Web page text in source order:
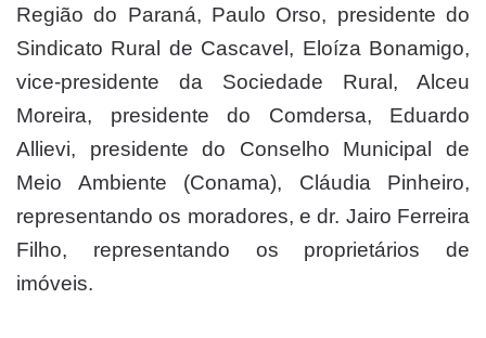
Região do Paraná, Paulo Orso, presidente do
Sindicato Rural de Cascavel, Eloíza Bonamigo,
vice-presidente da Sociedade Rural, Alceu
Moreira, presidente do Comdersa, Eduardo
Allievi, presidente do Conselho Municipal de
Meio Ambiente (Conama), Cláudia Pinheiro,
representando os moradores, e dr. Jairo Ferreira
Filho, representando os proprietários de
imóveis.